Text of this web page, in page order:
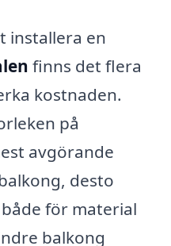
installera en
finns det flera
kostnaden.
på
avgörande
desto
för material
balkong